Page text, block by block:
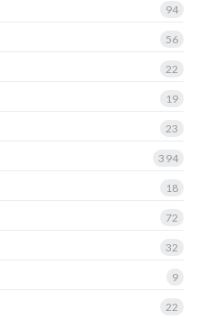
94
56
22
19
23
394
18
72
32
9
22